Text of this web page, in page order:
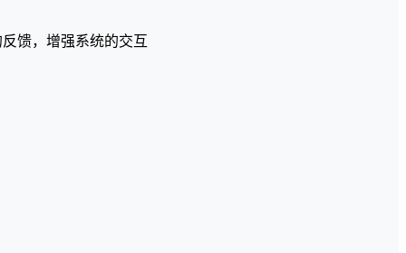
馈，增强系统的交互